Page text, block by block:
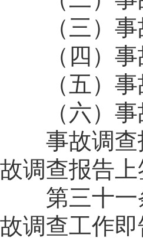
（三）事
（四）事
（五）事
（六）事
事故调查
故调查报告上
第三十一
故调查工作